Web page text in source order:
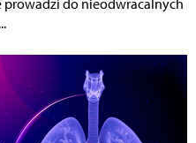
prowadzi do nieodwracalnych